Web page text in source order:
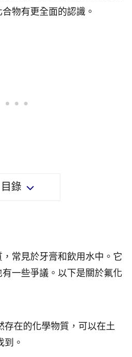
物有更全面的認識。
目錄
常見於牙膏和飲用水中。它
一些爭議。以下是關於氟化
存在的化學物質，可以在土
到。